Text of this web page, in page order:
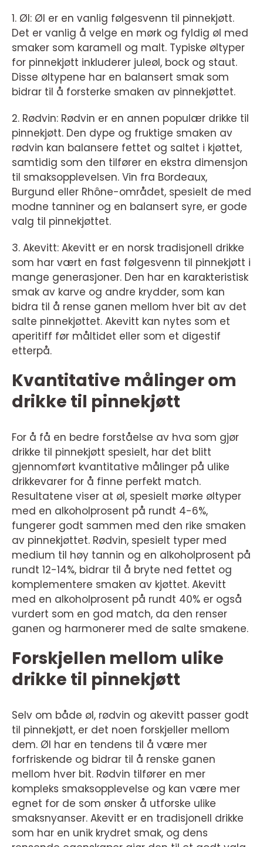
1. Øl: Øl er en vanlig følgesvenn til pinnekjøtt.
Det er vanlig å velge en mørk og fyldig øl med
smaker som karamell og malt. Typiske øltyper
for pinnekjøtt inkluderer juleøl, bock og staut.
Disse øltypene har en balansert smak som
bidrar til å forsterke smaken av pinnekjøttet.
2. Rødvin: Rødvin er en annen populær drikke til
pinnekjøtt. Den dype og fruktige smaken av
rødvin kan balansere fettet og saltet i kjøttet,
samtidig som den tilfører en ekstra dimensjon
til smaksopplevelsen. Vin fra Bordeaux,
Burgund eller Rhône-området, spesielt de med
modne tanniner og en balansert syre, er gode
valg til pinnekjøttet.
3. Akevitt: Akevitt er en norsk tradisjonell drikke
som har vært en fast følgesvenn til pinnekjøtt i
mange generasjoner. Den har en karakteristisk
smak av karve og andre krydder, som kan
bidra til å rense ganen mellom hver bit av det
salte pinnekjøttet. Akevitt kan nytes som et
aperitiff før måltidet eller som et digestif
etterpå.
Kvantitative målinger om
drikke til pinnekjøtt
For å få en bedre forståelse av hva som gjør
drikke til pinnekjøtt spesielt, har det blitt
gjennomført kvantitative målinger på ulike
drikkevarer for å finne perfekt match.
Resultatene viser at øl, spesielt mørke øltyper
med en alkoholprosent på rundt 4-6%,
fungerer godt sammen med den rike smaken
av pinnekjøttet. Rødvin, spesielt typer med
medium til høy tannin og en alkoholprosent på
rundt 12-14%, bidrar til å bryte ned fettet og
komplementere smaken av kjøttet. Akevitt
med en alkoholprosent på rundt 40% er også
vurdert som en god match, da den renser
ganen og harmonerer med de salte smakene.
Forskjellen mellom ulike
drikke til pinnekjøtt
Selv om både øl, rødvin og akevitt passer godt
til pinnekjøtt, er det noen forskjeller mellom
dem. Øl har en tendens til å være mer
forfriskende og bidrar til å renske ganen
mellom hver bit. Rødvin tilfører en mer
kompleks smaksopplevelse og kan være mer
egnet for de som ønsker å utforske ulike
smaksnyanser. Akevitt er en tradisjonell drikke
som har en unik krydret smak, og dens